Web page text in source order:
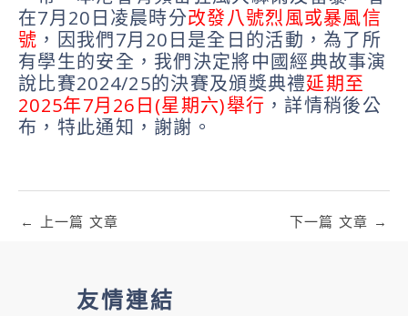
在7月20日凌晨時分改發八號烈風或暴風信
號 ，因我們7月20日是全日的活動，為了所
有學生的安全，我們決定將中國經典故事演
說比賽2024/25的決賽及頒獎典禮延期至
2025年7月26日(星期六)舉行 ，詳情稍後公
布，特此通知，謝謝。
← 上一篇 文章 下一篇 文章 →
友情連結